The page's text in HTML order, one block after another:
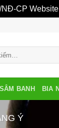
CP
BANH BIA
Ý